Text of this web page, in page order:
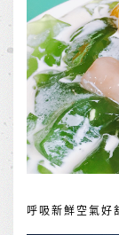
呼吸新鮮空氣好